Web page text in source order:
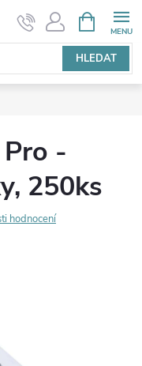
HLEDAT
NÁKUPNÍ
KOŠÍK
-
250ks
hodnocení